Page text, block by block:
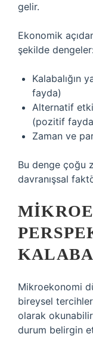
gelir.
Ekonomik
şekilde
Kalabalığın
fayda)
Alternatif
(pozitif
Zaman ve
Bu denge çoğu
davranışsal
Mikroekonomi
bireysel
olarak
durum belirgin